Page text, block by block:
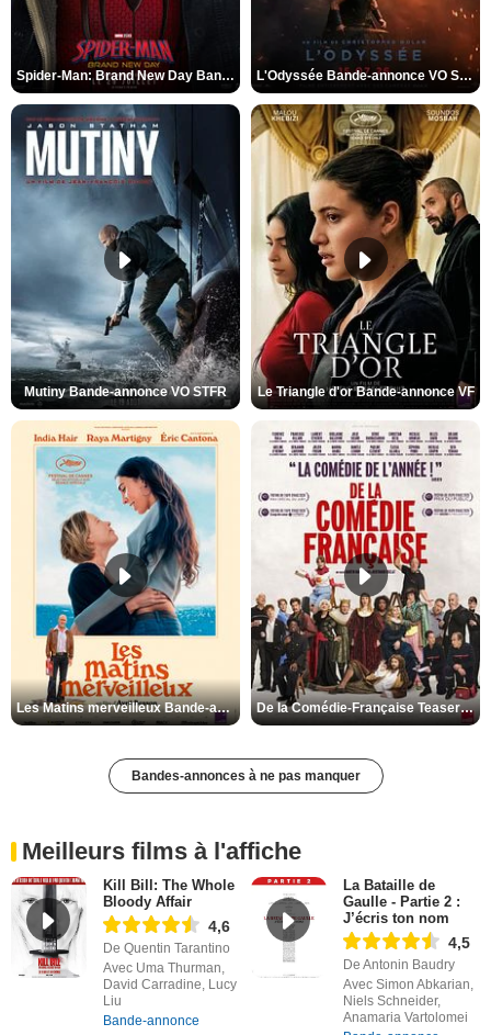
Spider-Man: Brand New Day Bande-annonce VO STFR L'Odyssée Bande-annonce VO STFR
Mutiny Bande-annonce VO STFR Le Triangle d'or Bande-annonce VF
Les Matins merveilleux Bande-annonce VF De la Comédie-Française Teaser VF
Bandes-annonces à ne pas manquer
Meilleurs films à l'affiche
Kill Bill: The Whole
Bloody Affair
4,6
De Quentin Tarantino
Avec Uma Thurman,
David Carradine, Lucy
Liu
Bande-annonce
La Bataille de
Gaulle - Partie 2 :
J’écris ton nom
4,5
De Antonin Baudry
Avec Simon Abkarian,
Niels Schneider,
Anamaria Vartolomei